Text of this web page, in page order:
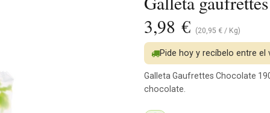
3,98 € (20,95 € / Kg)
Pide hoy y recíbelo entre el
Galleta Gaufrettes Chocolate
chocolate.